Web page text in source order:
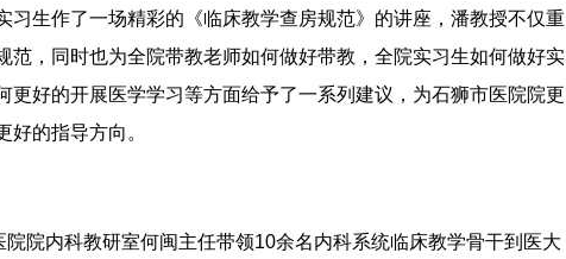
习生作了一场精彩的《临床教学查房规范》的讲座，潘教授不仅重
范，同时也为全院带教老师如何做好带教，全院实习生如何做好实
更好的开展医学学习等方面给予了一系列建议，为石狮市医院院更
好的指导方向。
院内科教研室何闽主任带领10余名内科系统临床教学骨干到医大